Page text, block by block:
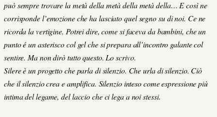
può sempre trovare la metà della metà della metà della… E così ne
corrisponde l’emozione che ha lasciato quel segno su di noi. Ce ne
ricorda la vertigine. Potrei dire, come si faceva da bambini, che un
punto é un asterisco col gel che si prepara all’incontro galante col
sentire. Ma non dirò tutto questo. Lo scrivo.
Silere è un progetto che parla di silenzio. Che urla di silenzio. Ciò
che il silenzio crea e amplifica. Silenzio inteso come espressione più
intima del legame, del laccio che ci lega a noi stessi.